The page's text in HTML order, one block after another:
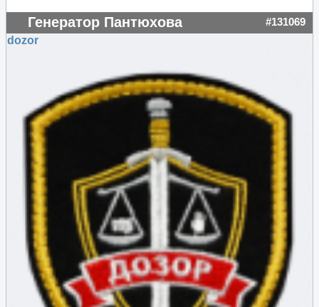
Генератор Пантюхова #131069
dozor